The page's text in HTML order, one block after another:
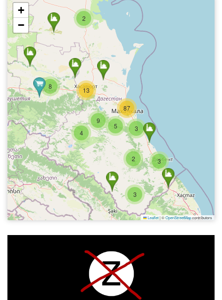
2
3
3
3
2
8
9
4
5
87
13
+
−
Leaflet|©OpenStreetMapcontributors